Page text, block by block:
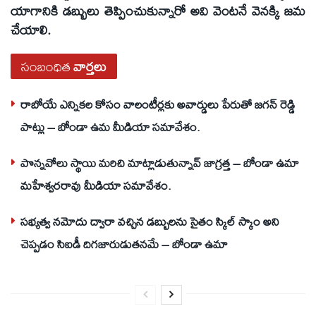
యాగానికి డబ్బులు తెప్పించుకున్నారో అవి వెంటనే వెనక్కి జమ
చేయాలి.
సంబంధితవార్తలు
రాబోయే ఎన్నికల కోసం వాలంటీర్లకు అవార్డులు పేరుతో జగన్ రెడ్డి
పాట్లు – బోండా ఉమ మీడియా సమావేశం.
పొన్నవోలు స్థాయి మరిచి మాట్లాడుతున్నావ్ జాగ్రత్త – బోండా ఉమా
మహేశ్వరరావు మీడియా సమావేశం.
సభ్యత్వ నమోదు ద్వారా వచ్చిన డబ్బులను సైతం స్కిల్ స్కాం అని
చెప్పడం సిఐడీ దిగజారుడుతనమే – బోండా ఉమా